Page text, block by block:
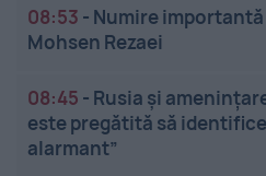
08:53 - Numire
Mohsen Rezaei
08:45 - Rusia și
este pregătită să
alarmant”